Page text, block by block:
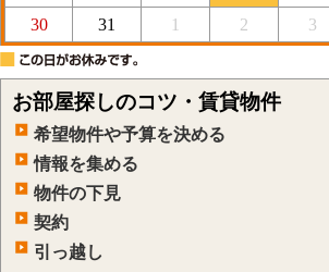
30
31 1 2 3
お部屋探しのコツ・賃貸物件
希望物件や予算を決める
情報を集める
物件の下見
契約
引っ越し